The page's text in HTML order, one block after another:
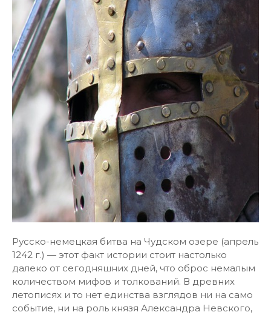
Русско-немецкая битва на Чудском озере (апрель
1242 г.) — этот факт истории стоит настолько
далеко от сегодняшних дней, что оброс немалым
количеством мифов и толкований. В древних
летописях и то нет единства взглядов ни на само
событие, ни на роль князя Александра Невского,